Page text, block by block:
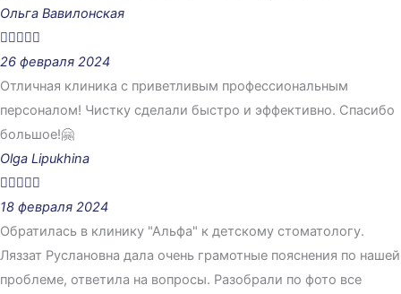
Ольга Вавилонская

26 февраля 2024
Отличная клиника с приветливым профессиональным
персоналом! Чистку сделали быстро и эффективно. Спасибо
большое!🤗
Olga Lipukhina

18 февраля 2024
Обратилась в клинику "Альфа" к детскому стоматологу.
Ляззат Руслановна дала очень грамотные пояснения по нашей
проблеме, ответила на вопросы. Разобрали по фото все